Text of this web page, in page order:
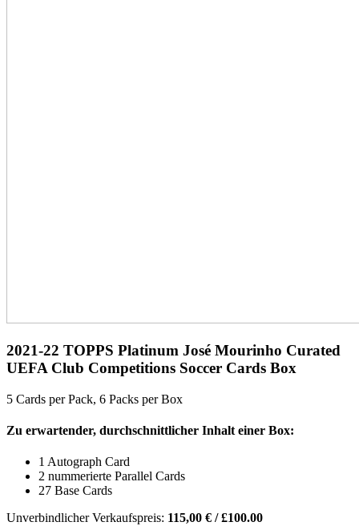
2021-22 TOPPS Platinum José Mourinho Curated
UEFA Club Competitions Soccer Cards Box
5 Cards per Pack, 6 Packs per Box
Zu erwartender, durchschnittlicher Inhalt einer Box:
1 Autograph Card
2 nummerierte Parallel Cards
27 Base Cards
Unverbindlicher Verkaufspreis: 115,00 € / £100.00